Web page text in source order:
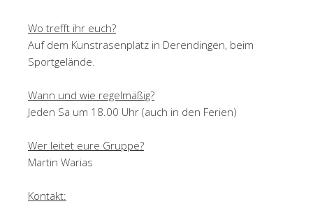
Wo trefft ihr euch?
Auf dem Kunstrasenplatz in Derendingen, beim
Sportgelände.
Wann und wie regelmäßig?
Jeden Sa um 18.00 Uhr (auch in den Ferien)
Wer leitet eure Gruppe?
Martin Warias
Kontakt: